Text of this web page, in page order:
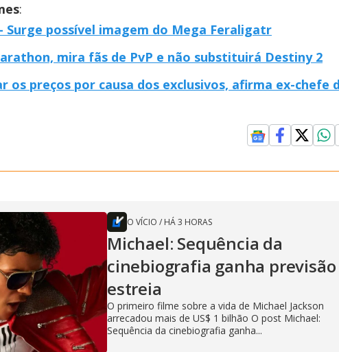
:
Surge possível imagem do Mega Feraligatr
mira fãs de PvP e não substituirá Destiny 2
os preços por causa dos exclusivos, afirma ex-chefe
O VÍCIO / HÁ 3 HORAS
Michael: Sequência da
cinebiografia ganha previsão
estreia
O primeiro filme sobre a vida de Michael Jackson
arrecadou mais de US$ 1 bilhão O post Michael:
Sequência da cinebiografia ganha...